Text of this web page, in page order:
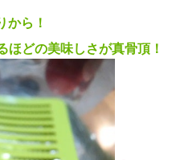
から！
どの美味しさが真骨頂！